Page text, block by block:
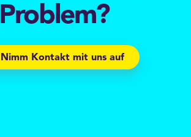
Problem?
Nimm Kontakt mit uns auf